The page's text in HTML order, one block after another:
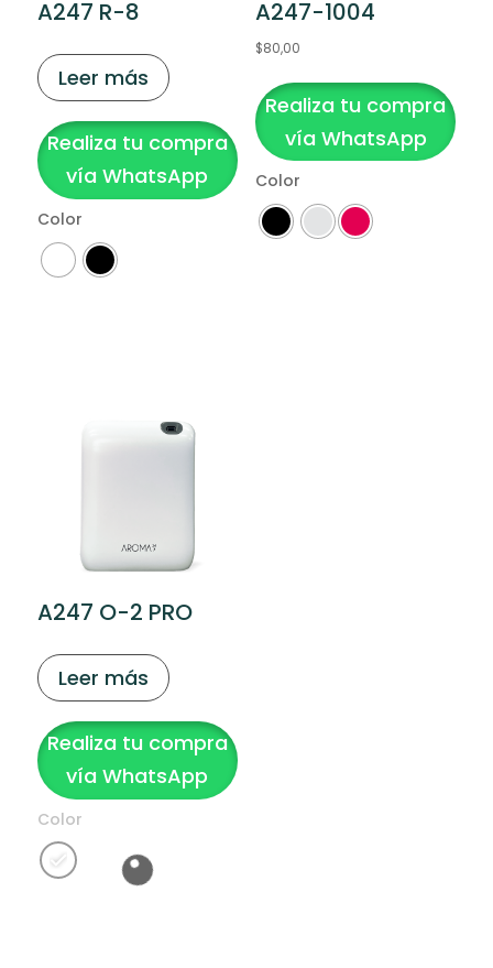
A247 R-8
Leer más
Realiza tu compra
vía WhatsApp
Color
A247-1004
$80,00
producto
tiene
múltiples
variantes.
Las
Realiza tu compra
vía WhatsApp
Color
A247 O-2 PRO
Leer más
Realiza tu compra
vía WhatsApp
Color